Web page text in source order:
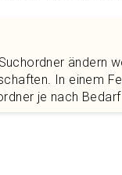
ändern
In einem
je nach